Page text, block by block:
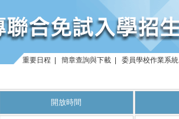
重要日程 簡章查詢與下載 委員學校作業系統
開放時間